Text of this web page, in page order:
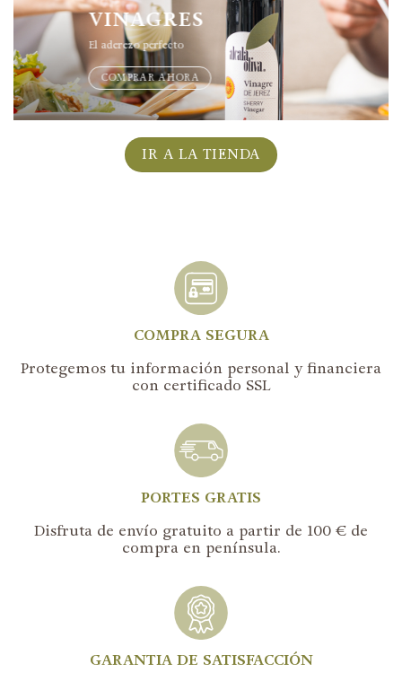
VINAGRES
El aderezo perfecto
COMPRAR AHORA
IR A LA TIENDA
COMPRA SEGURA
Protegemos tu información personal y financiera
con certificado SSL
PORTES GRATIS
Disfruta de envío gratuito a partir de 100 € de
compra en península.
GARANTIA DE SATISFACCIÓN